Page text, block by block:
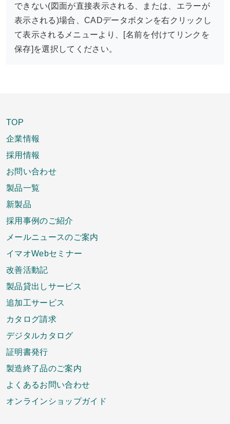
できない(図面が直接表示される、または、エラーが
表示される)場合、CADデータボタンを右クリックし
て表示されるメニューより、[名前を付けてリンクを
保存]を選択してください。
TOP
企業情報
採用情報
お問い合わせ
製品一覧
新製品
採用事例のご紹介
メールニュースのご案内
イマオWebセミナー
改善活動記
製品貸出しサービス
追加工サービス
カタログ請求
デジタルカタログ
証明書発行
製造終了品のご案内
よくあるお問い合わせ
オンラインショップガイド